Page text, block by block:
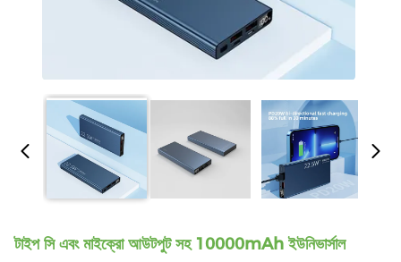
টাইপ সি এবং মাইক্রো আউটপুট সহ 10000mAh ইউনিভার্সাল